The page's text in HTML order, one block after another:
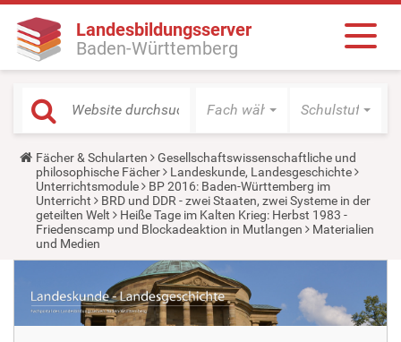
Landesbildungsserver
Baden-Württemberg
Fach wählen Schulstufe
Y
o
u
a
r
e
h
e
:
Fächer & Schularten
Gesellschaftswissenschaftliche und
philosophische Fächer
Landeskunde, Landesgeschichte
Unterrichtsmodule
BP 2016: Baden-Württemberg im
Unterricht
BRD und DDR - zwei Staaten, zwei Systeme in der
geteilten Welt
Heiße Tage im Kalten Krieg: Herbst 1983 -
Friedenscamp und Blockadeaktion in Mutlangen
Materialien
und Medien